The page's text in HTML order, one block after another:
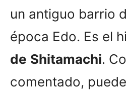
un antiguo barrio
época Edo. Es el
de Shitamachi.
comentado,